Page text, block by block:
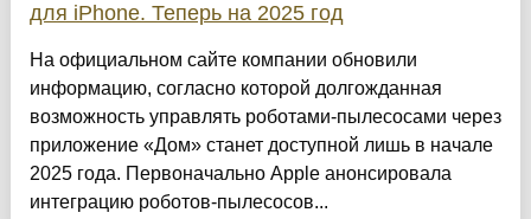
для iPhone. Теперь на 2025 год
На официальном сайте компании обновили
информацию, согласно которой долгожданная
возможность управлять роботами-пылесосами через
приложение «Дом» станет доступной лишь в начале
2025 года. Первоначально Apple анонсировала
интеграцию роботов-пылесосов...